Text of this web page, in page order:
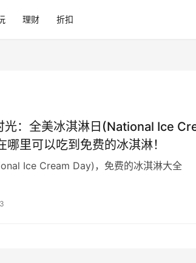
理财 折扣
光：全美冰淇淋日(National Ice
里可以吃到免费的冰淇淋！
Ice Cream Day)，免费的冰淇淋大全